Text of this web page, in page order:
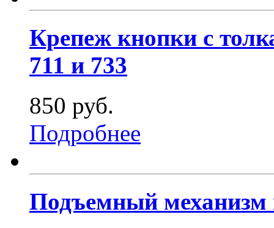
Крепеж кнопки с
711 и 733
850 руб.
Подробнее
Подъемный механизм